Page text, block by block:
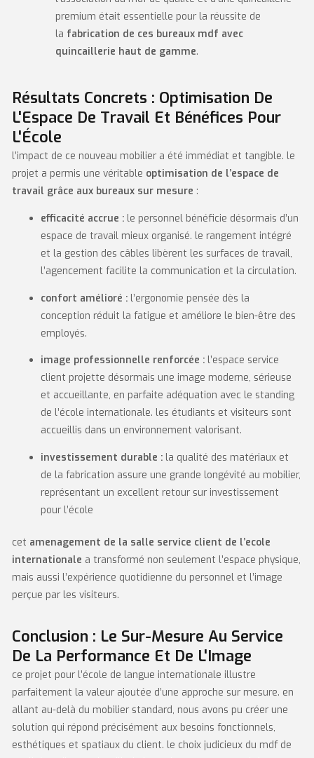
premium était essentielle pour la réussite de
la fabrication de ces bureaux mdf avec
quincaillerie haut de gamme.
Résultats Concrets : Optimisation De
L'Espace De Travail Et Bénéfices Pour
L'École
l’impact de ce nouveau mobilier a été immédiat et tangible. le
projet a permis une véritable optimisation de l’espace de
travail grâce aux bureaux sur mesure :
efficacité accrue : le personnel bénéficie désormais d’un
espace de travail mieux organisé. le rangement intégré
et la gestion des câbles libèrent les surfaces de travail,
l’agencement facilite la communication et la circulation.
confort amélioré : l’ergonomie pensée dès la
conception réduit la fatigue et améliore le bien-être des
employés.
image professionnelle renforcée : l’espace service
client projette désormais une image moderne, sérieuse
et accueillante, en parfaite adéquation avec le standing
de l’école internationale. les étudiants et visiteurs sont
accueillis dans un environnement valorisant.
investissement durable : la qualité des matériaux et
de la fabrication assure une grande longévité au mobilier,
représentant un excellent retour sur investissement
pour l’école
cet amenagement de la salle service client de l’ecole
internationale a transformé non seulement l’espace physique,
mais aussi l’expérience quotidienne du personnel et l’image
perçue par les visiteurs.
Conclusion : Le Sur-Mesure Au Service
De La Performance Et De L'Image
ce projet pour l’école de langue internationale illustre
parfaitement la valeur ajoutée d’une approche sur mesure. en
allant au-delà du mobilier standard, nous avons pu créer une
solution qui répond précisément aux besoins fonctionnels,
esthétiques et spatiaux du client. le choix judicieux du mdf de